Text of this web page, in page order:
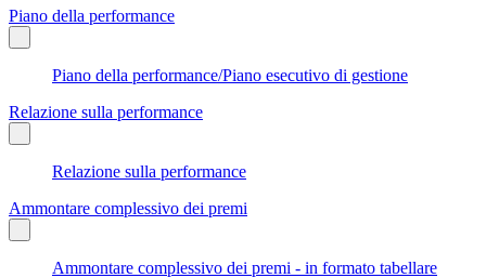
Piano della performance
Piano della performance/Piano esecutivo di gestione
Relazione sulla performance
Relazione sulla performance
Ammontare complessivo dei premi
Ammontare complessivo dei premi - in formato tabellare